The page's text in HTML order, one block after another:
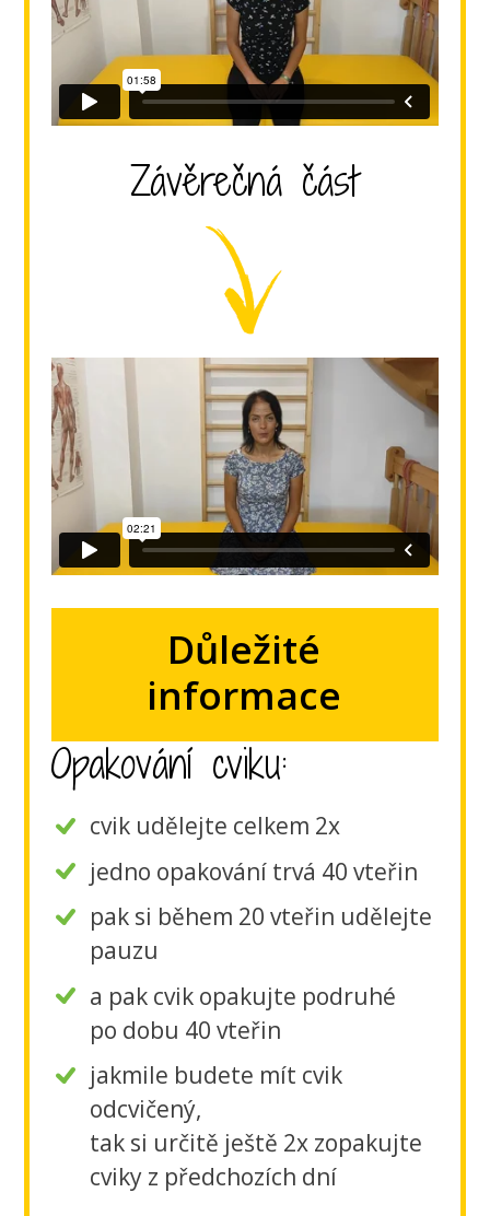
Závěrečná část
Důležité
informace
Opakování cviku:
cvik udělejte celkem 2x
jedno opakování trvá 40 vteřin
pak si během 20 vteřin udělejte
pauzu
a pak cvik opakujte podruhé
po dobu 40 vteřin
jakmile budete mít cvik
odcvičený,
tak si určitě ještě 2x zopakujte
cviky z předchozích dní